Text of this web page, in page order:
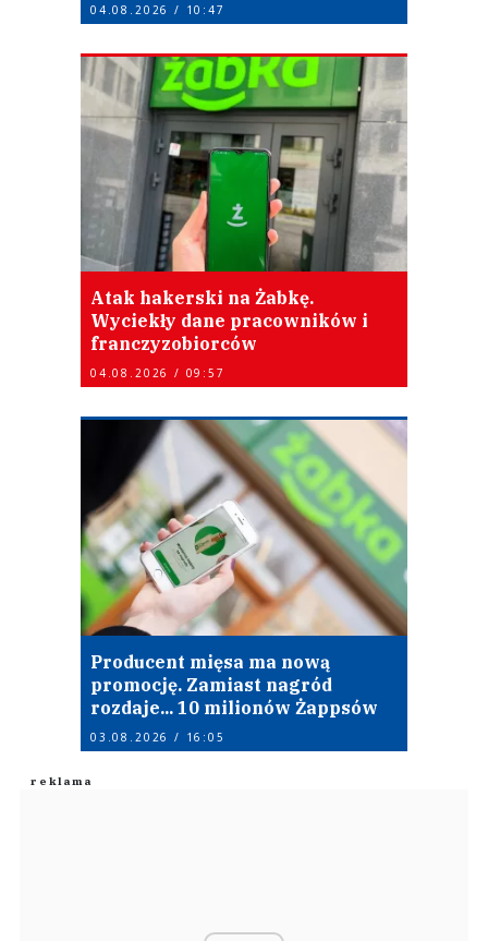
04.08.2026 / 10:47
Atak hakerski na Żabkę.
Wyciekły dane pracowników i
franczyzobiorców
04.08.2026 / 09:57
Producent mięsa ma nową
promocję. Zamiast nagród
rozdaje... 10 milionów Żappsów
03.08.2026 / 16:05